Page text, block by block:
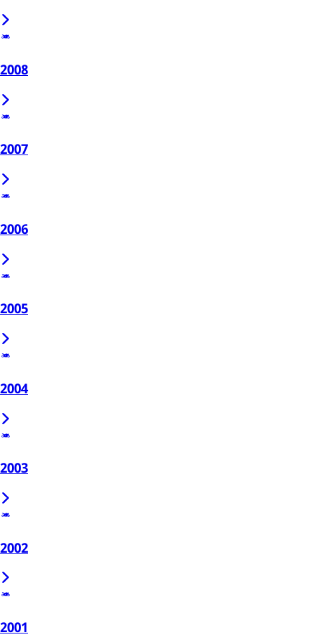
2008
2007
2006
2005
2004
2003
2002
2001